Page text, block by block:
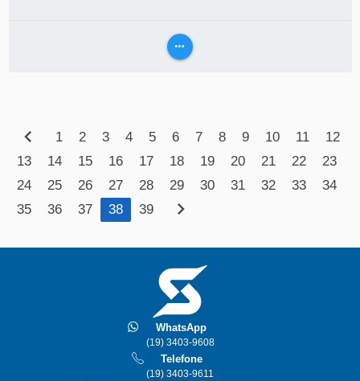
more_horiz
chevron_left 1 2 3 4 5 6 7 8 9 10 11
12
13
14 15 16 17 18 19 20 21 22
23
24
25 26 27 28 29 30 31 32 33
34
35
36 37 38 39 chevron_right
WhatsApp
(19) 3403-9608
Telefone
(19) 3403-9611